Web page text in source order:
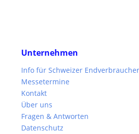
Unternehmen
Info für Schweizer Endverbraucher
Messetermine
Kontakt
Über uns
Fragen & Antworten
Datenschutz